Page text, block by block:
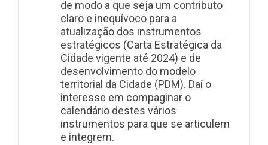
de modo a que seja um contributo
claro e inequívoco para a
atualização dos instrumentos
estratégicos (Carta Estratégica da
Cidade vigente até 2024) e de
desenvolvimento do modelo
territorial da Cidade (PDM). Daí o
interesse em compaginar o
calendário destes vários
instrumentos para que se articulem
e integrem.